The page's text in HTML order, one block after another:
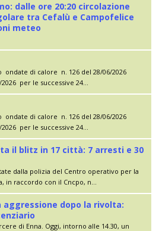
dalle ore 20:20 circolazione
tra Cefalù e Campofelice
meteo
di calore n. 126 del 28/06/2026
per le successive 24...
di calore n. 126 del 28/06/2026
per le successive 24...
il blitz in 17 città: 7 arresti e 30
dalla polizia del Centro operativo per la
in raccordo con il Cncpo, n...
aggressione dopo la rivolta:
di Enna. Oggi, intorno alle 14.30, un